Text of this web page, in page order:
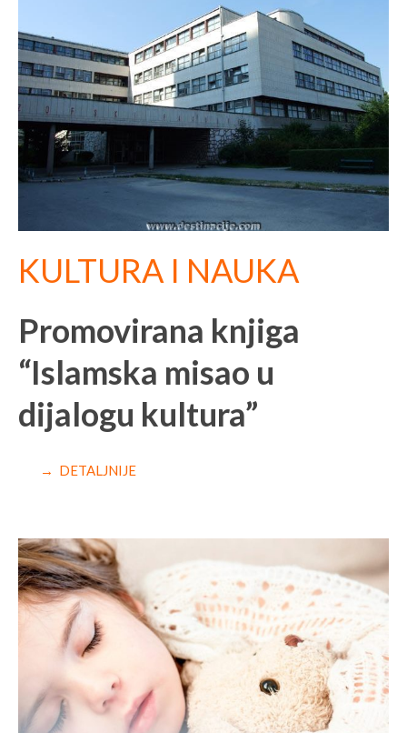
KULTURA I NAUKA
Promovirana knjiga
“Islamska misao u
dijalogu kultura”
→ DETALJNIJE